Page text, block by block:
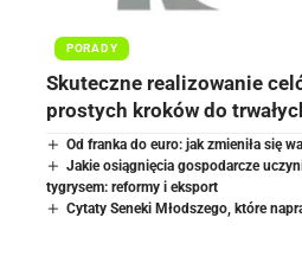
PORADY
Skuteczne realizowanie
prostych kroków do
Od franka do euro: jak zmieniła się
Jakie osiągnięcia gospodarcze
tygrysem: reformy i eksport
Cytaty Seneki Młodszego, które